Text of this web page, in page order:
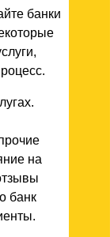
банки
на
банк